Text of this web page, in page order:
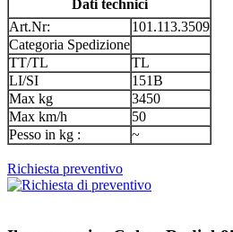
Dati technici
Art.Nr:
101.113.3509
Categoria Spedizione
TT/TL
TL
LI/SI
151B
Max kg
3450
Max km/h
50
Pesso in kg :
~
Richiesta preventivo